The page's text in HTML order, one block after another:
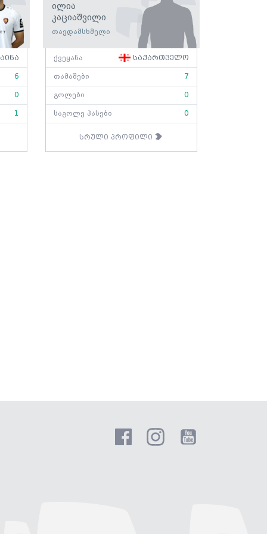
6
0
1
Ილია
Კაციაშვილი
თავდამსხმელი
ქვეყანა საქართველო
თამაშები 7
გოლები 0
საგოლე პასები 0
სრული პროფილი